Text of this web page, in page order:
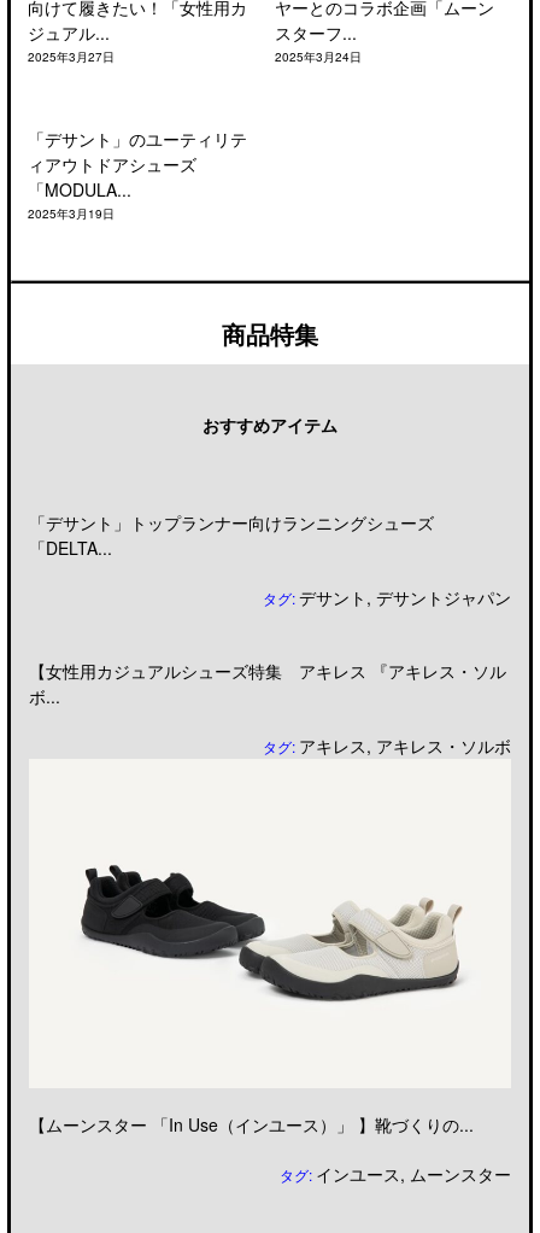
向けて履きたい！「女性用カ
ジュアル...
2025年3月27日
ヤーとのコラボ企画「ムーン
スターフ...
2025年3月24日
「デサント」のユーティリテ
ィアウトドアシューズ
「MODULA...
2025年3月19日
商品特集
おすすめアイテム
「デサント」トップランナー向けランニングシューズ
「DELTA...
タグ:デサント ,デサントジャパン
【女性用カジュアルシューズ特集 アキレス 『アキレス・ソル
ボ...
タグ: アキレス, アキレス・ソルボ
【ムーンスター 「In Use（インユース）」 】靴づくりの...
タグ: インユース, ムーンスター